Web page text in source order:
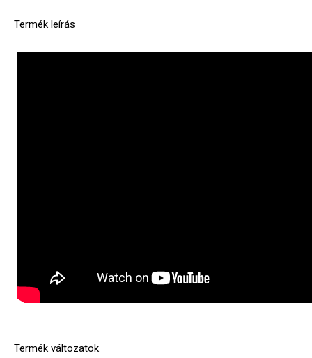
Termék leírás
Termék változatok